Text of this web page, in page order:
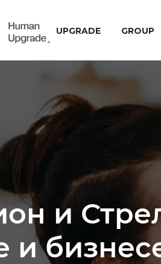
UPGRADE GROUP
и
и